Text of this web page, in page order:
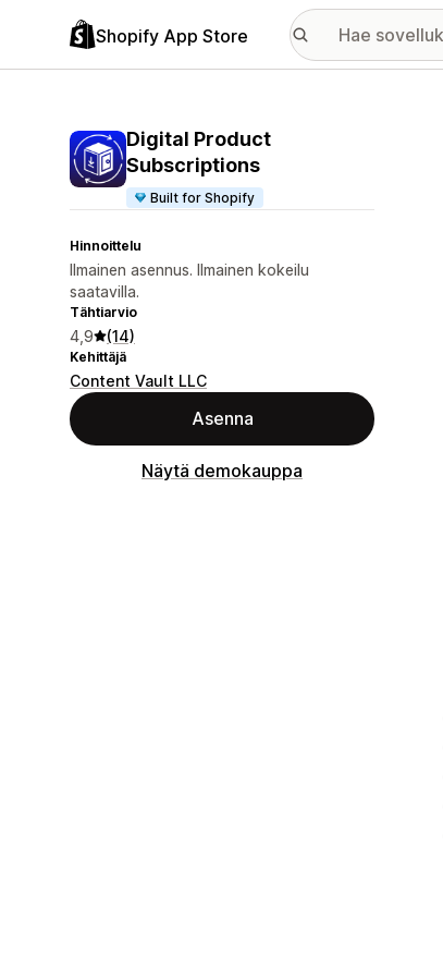
Shopify App Store
Digital Product
Subscriptions
Built for Shopify
Hinnoittelu
Ilmainen asennus. Ilmainen kokeilu
saatavilla.
Tähtiarvio
4,9 (14)
Kehittäjä
Content Vault LLC
Asenna
Näytä demokauppa